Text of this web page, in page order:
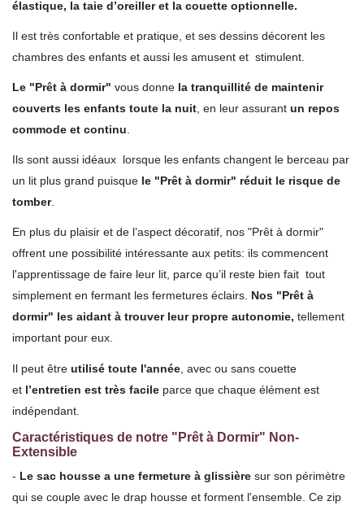
élastique, la taie d’oreiller et la couette optionnelle.
Il est très confortable et pratique, et ses dessins décorent les
chambres des enfants et aussi les amusent et stimulent.
Le "Prêt à dormir" vous donne la tranquillité de maintenir
couverts les enfants toute la nuit , en leur assurant un repos
commode et continu
Ils sont aussi idéaux lorsque les enfants changent le berceau par
un lit plus grand puisque le "Prêt à dormir" réduit le risque de
tomber.
En plus du plaisir et de l’aspect décoratif, nos "Prêt à dormir"
offrent une possibilité intéressante aux petits: ils commencent
l'apprentissage de faire leur lit, parce qu’il reste bien fait tout
simplement en fermant les fermetures éclairs. Nos "Prêt à
dormir" les aidant à trouver leur propre autonomie, tellement
important pour eux.
Il peut être utilisé toute l'année , avec ou sans couette
et l’entretien est très facile parce que chaque élément est
indépendant.
Caractéristiques de notre "Prêt à Dormir" Non-
Extensible
- Le sac housse a une fermeture à glissière sur son périmètre
qui se couple avec le drap housse et forment l'ensemble. Ce zip